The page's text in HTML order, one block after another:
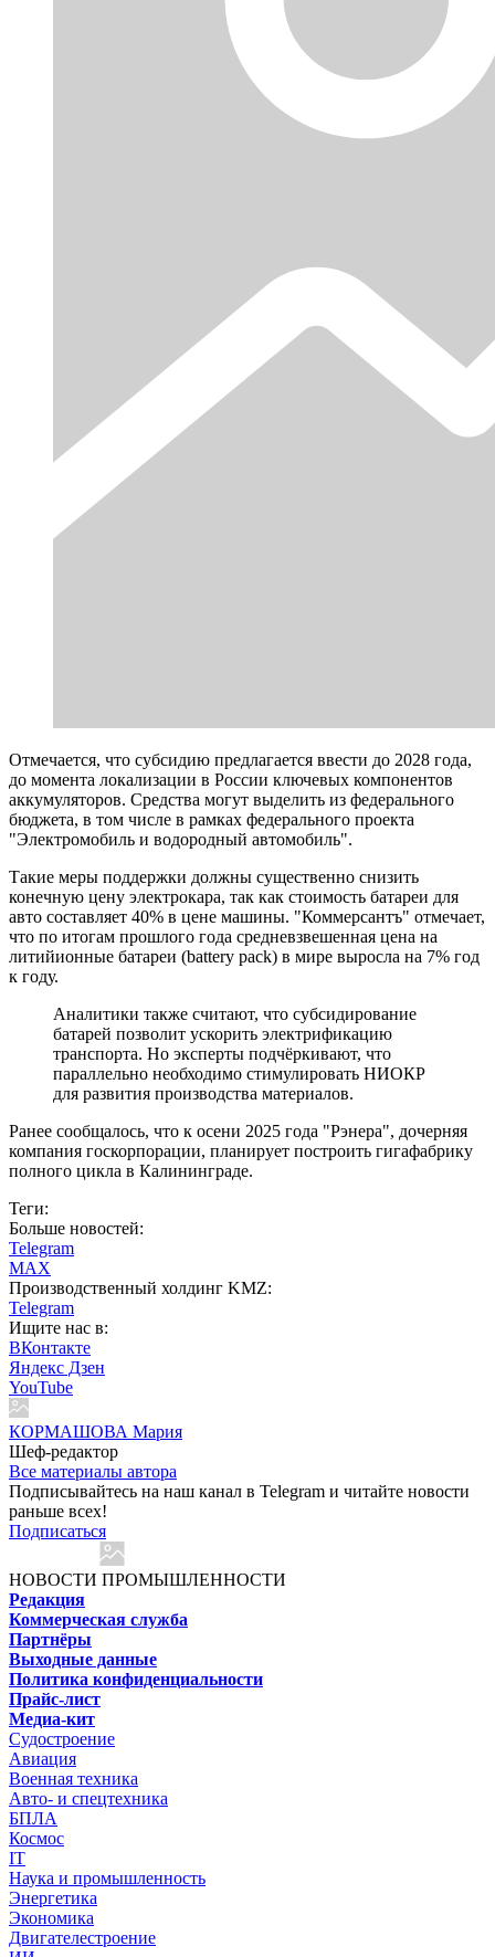
Отмечается, что субсидию предлагается ввести до 2028 года,
до момента локализации в России ключевых компонентов
аккумуляторов. Средства могут выделить из федерального
бюджета, в том числе в рамках федерального проекта
"Электромобиль и водородный автомобиль".
Такие меры поддержки должны существенно снизить
конечную цену электрокара, так как стоимость батареи для
авто составляет 40% в цене машины. "Коммерсантъ" отмечает,
что по итогам прошлого года средневзвешенная цена на
литийионные батареи (battery pack) в мире выросла на 7% год
к году.
Аналитики также считают, что субсидирование
батарей позволит ускорить электрификацию
транспорта. Но эксперты подчёркивают, что
параллельно необходимо стимулировать НИОКР
для развития производства материалов.
Ранее сообщалось, что к осени 2025 года "Рэнера", дочерняя
компания госкорпорации, планирует построить гигафабрику
полного цикла в Калининграде.
Теги:
Больше новостей:
Telegram
MAX
Производственный холдинг KMZ:
Telegram
Ищите нас в:
ВКонтакте
Яндекс Дзен
YouTube
КОРМАШОВА Мария
Шеф-редактор
Все материалы автора
Подписывайтесь на наш канал в Telegram и читайте новости
раньше всех!
Подписаться
НОВОСТИ ПРОМЫШЛЕННОСТИ
Редакция
Коммерческая служба
Партнёры
Выходные данные
Политика конфиденциальности
Прайс-лист
Медиа-кит
Судостроение
Авиация
Военная техника
Авто- и спецтехника
БПЛА
Космос
IT
Наука и промышленность
Энергетика
Экономика
Двигателестроение